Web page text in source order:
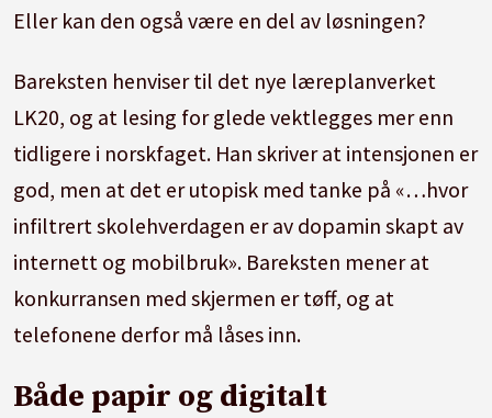
Eller kan den også være en del av løsningen?
Bareksten henviser til det nye læreplanverket
LK20, og at lesing for glede vektlegges mer enn
tidligere i norskfaget. Han skriver at intensjonen er
god, men at det er utopisk med tanke på «…hvor
infiltrert skolehverdagen er av dopamin skapt av
internett og mobilbruk». Bareksten mener at
konkurransen med skjermen er tøff, og at
telefonene derfor må låses inn.
Både papir og digitalt